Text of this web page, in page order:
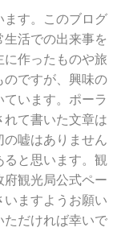
ます。このブログ
活での出来事を
に作ったものや旅
のですが、興味の
います。ポーラ
れて書いた文章は
の嘘はありません
ると思います。観
観光局公式ペー
いますようお願い
ただければ幸いで